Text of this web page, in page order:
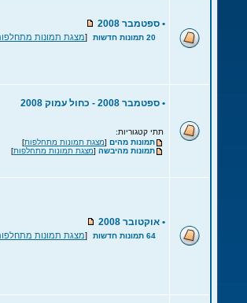
• ספטמבר 2008
20 תמונות חדשות [מצגת תמונות
• ספטמבר 2008 - כחול עמוק 2008
תתי קטגוריות:
תמונות מהים [מצגת תמונות מתחלפות]
תמונות מהיבשה [מצגת תמונות מתחלפות]
• אוקטובר 2008
64 תמונות חדשות [מצגת תמונות